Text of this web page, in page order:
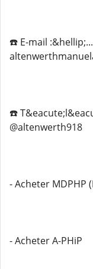
☎️ E-mail
☎️
@altenwerth918
- Acheter MDPHP
- Acheter A-PHiP